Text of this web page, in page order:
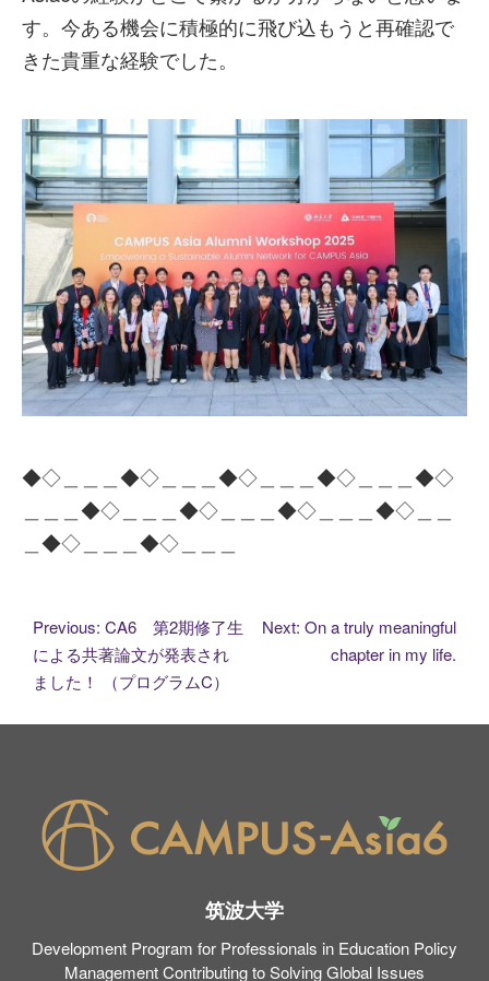
す。今ある機会に積極的に飛び込もうと再確認で
きた貴重な経験でした。
◆◇＿＿＿◆◇＿＿＿◆◇＿＿＿◆◇＿＿＿◆◇
＿＿＿◆◇＿＿＿◆◇＿＿＿◆◇＿＿＿◆◇＿＿
＿◆◇＿＿＿◆◇＿＿＿
投
稿
ナ
ゲ
Previous: CA6 第2期修了生
による共著論文が発表され
ました！ （プログラムC）
Next: On a truly meaningful
chapter in my life.
筑波大学
Development Program for Professionals in Education Policy
Management Contributing to Solving Global Issues